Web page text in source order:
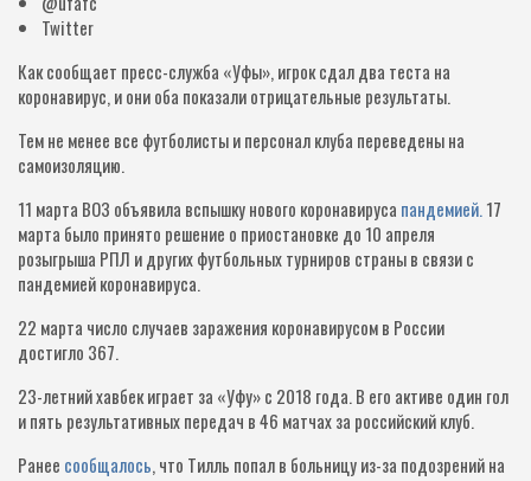
Twitter
Как сообщает пресс-служба «Уфы», игрок сдал два теста на
коронавирус, и они оба показали отрицательные результаты.
Тем не менее все футболисты и персонал клуба переведены на
самоизоляцию.
11 марта ВОЗ объявила вспышку нового коронавируса пандемией. 17
марта было принято решение о приостановке до 10 апреля
розыгрыша РПЛ и других футбольных турниров страны в связи с
пандемией коронавируса.
22 марта число случаев заражения коронавирусом в России
достигло 367.
23-летний хавбек играет за «Уфу» с 2018 года. В его активе один гол
и пять результативных передач в 46 матчах за российский клуб.
Ранее сообщалось, что Тилль попал в больницу из-за подозрений на